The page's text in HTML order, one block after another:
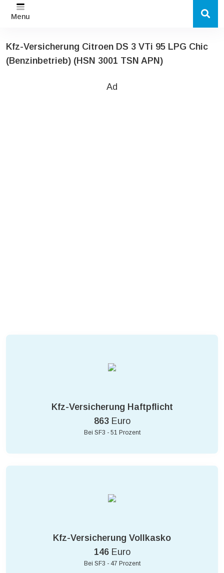
Menu
Kfz-Versicherung Citroen DS 3 VTi 95 LPG Chic
(Benzinbetrieb) (HSN 3001 TSN APN)
Ad
Kfz-Versicherung Haftpflicht
863 Euro
Bei SF3 - 51 Prozent
Kfz-Versicherung Vollkasko
146Euro
Bei SF3 - 47 Prozent